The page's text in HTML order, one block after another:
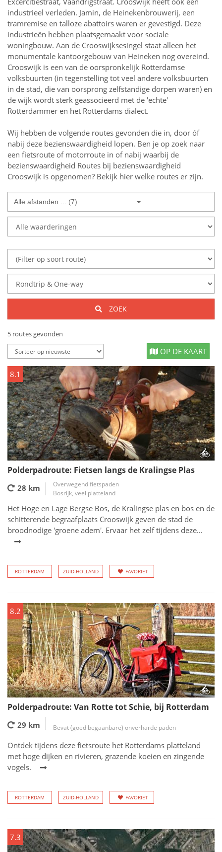
industrieel verleden. Jamin, de Heinekenbrouwerij, een
tramremise en talloze abattoirs waren er gevestigd. Deze
industrieën hebben plaatsgemaakt voor sociale
woningbouw. Aan de Crooswijksesingel staat alleen het
monumentale kantoorgebouw van Heineken nog overeind.
Crooswijk is een van de oorspronkelijk Rotterdamse
volksbuurten (in tegenstelling tot veel andere volksbuurten
in de stad, die van oorsprong zelfstandige dorpen waren) en
de wijk wordt sterk geassocieerd met de 'echte'
Rotterdammer en het Rotterdams dialect.
Wij hebben de volgende routes gevonden die in, door óf
nabij deze bezienswaardigheid lopen. Ben je op zoek naar
een fietsroute of motorroute in of nabij waarbij de
bezienswaardigheid Routes bij bezienswaardigheid
Crooswijk is opgenomen? Bekijk hier welke routes er zijn.
Alle afstanden ... (7)
ZOEK
5 routes gevonden
OP DE KAART
8.1
Polderpadroute: Fietsen langs de Kralingse Plas
28 km
Overwegend fietspaden
Bosrijk, veel platteland
Het Hoge en Lage Bergse Bos, de Kralingse plas en bos en de
schitterende begraafplaats Crooswijk geven de stad de
broodnodige 'groene adem'. Ervaar het zelf tijdens deze...
ROTTERDAM ZUID-HOLLAND FAVORIET
8.2
Polderpadroute: Van Rotte tot Schie, bij Rotterdam
29 km Bevat (goed begaanbare) onverharde paden
Ontdek tijdens deze fietsroute het Rotterdams platteland
met hoge dijken en rivieren, grazende koeien en zingende
vogels.
ROTTERDAM ZUID-HOLLAND FAVORIET
7.3